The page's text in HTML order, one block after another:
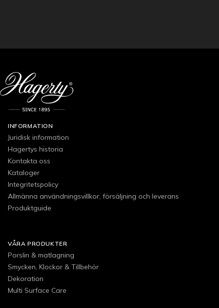
INFORMATION
Juridisk information
Hagertys historia
Kontakta oss
Kataloger
Integritetspolicy
Allmänna användningsvillkor, försäljning och leverans
Produktguide
VÅRA PRODUKTER
Porslin & matlagning
Smycken, Klockor & Tillbehör
Dekoration
Multi Surface Care